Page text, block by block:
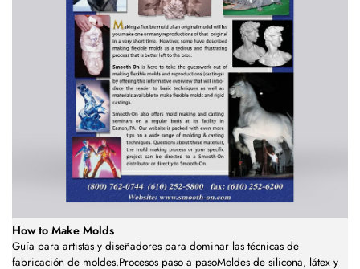
How to Make Molds
Guía para artistas y diseñadores para dominar las técnicas de
fabricación de moldes.Procesos paso a pasoMoldes de silicona, látex y